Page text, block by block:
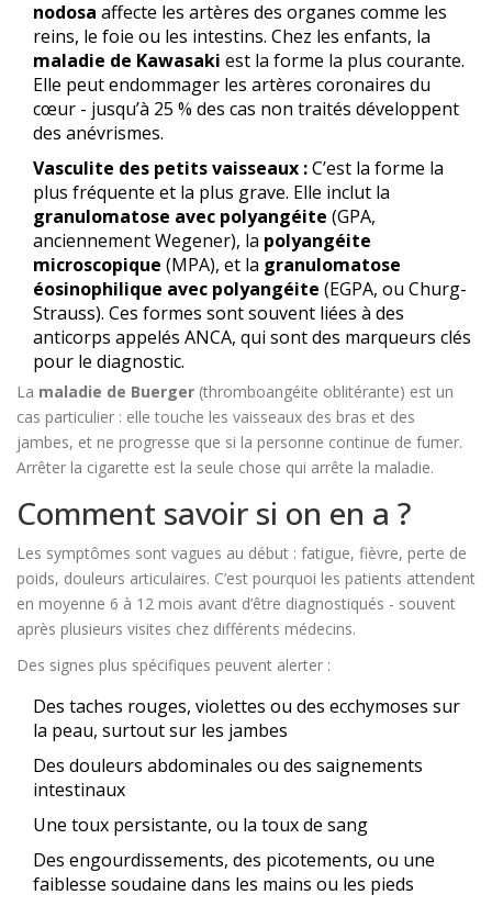
nodosa affecte les artères des organes comme les
reins, le foie ou les intestins. Chez les enfants, la
maladie de Kawasaki est la forme la plus courante.
Elle peut endommager les artères coronaires du
cœur - jusqu’à 25 % des cas non traités développent
des anévrismes.
Vasculite des petits vaisseaux :C’est la forme la
plus fréquente et la plus grave. Elle inclut la
granulomatose avec polyangéite (GPA,
anciennement Wegener), la polyangéite
microscopique (MPA), et la granulomatose
éosinophilique avec polyangéite (EGPA, ou Churg-
Strauss). Ces formes sont souvent liées à des
anticorps appelés ANCA, qui sont des marqueurs clés
pour le diagnostic.
La maladie de Buerger (thromboangéite oblitérante) est un
cas particulier : elle touche les vaisseaux des bras et des
jambes, et ne progresse que si la personne continue de fumer.
Arrêter la cigarette est la seule chose qui arrête la maladie.
Comment savoir si on en a ?
Les symptômes sont vagues au début : fatigue, fièvre, perte de
poids, douleurs articulaires. C’est pourquoi les patients attendent
en moyenne 6 à 12 mois avant d’être diagnostiqués - souvent
après plusieurs visites chez différents médecins.
Des signes plus spécifiques peuvent alerter :
Des taches rouges, violettes ou des ecchymoses sur
la peau, surtout sur les jambes
Des douleurs abdominales ou des saignements
intestinaux
Une toux persistante, ou la toux de sang
Des engourdissements, des picotements, ou une
faiblesse soudaine dans les mains ou les pieds